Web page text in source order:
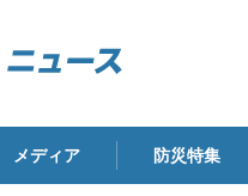
メディア 防災特集